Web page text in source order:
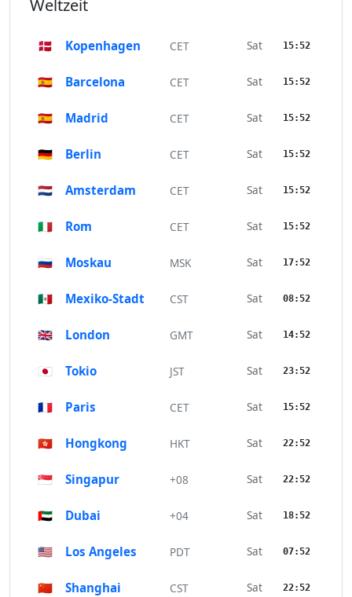
Weltzeit
🇩🇰 Kopenhagen CET Sat 15:52
🇪🇸 Barcelona CET Sat 15:52
🇪🇸 Madrid CET Sat 15:52
🇩🇪 Berlin CET Sat 15:52
🇳🇱 Amsterdam CET Sat 15:52
🇮🇹 Rom CET Sat 15:52
🇷🇺 Moskau MSK Sat 17:52
🇲🇽 Mexiko-Stadt CST Sat 08:52
🇬🇧 London GMT Sat 14:52
🇯🇵 Tokio JST Sat 23:52
🇫🇷 Paris CET Sat 15:52
🇭🇰 Hongkong HKT Sat 22:52
🇸🇬 Singapur +08 Sat 22:52
🇦🇪 Dubai +04 Sat 18:52
🇺🇸 Los Angeles PDT Sat 07:52
🇨🇳 Shanghai CST Sat 22:52